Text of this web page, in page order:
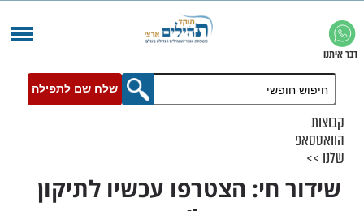
שלח שם לתפילה